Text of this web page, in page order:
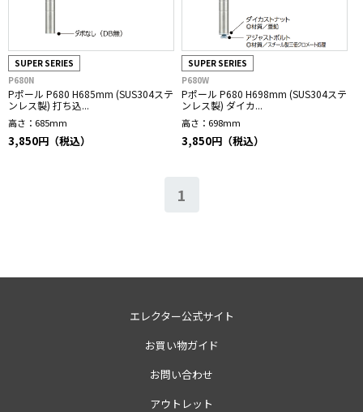
SUPER SERIES
P680N
Pポール P680 H685mm (SUS304ステ
ンレス製) 打ち込...
高さ： 685mm
3,850円（税込）
SUPER SERIES
P680W
Pポール P680 H698mm (SUS304ステ
ンレス製) ダイカ...
高さ： 698mm
3,850円（税込）
1
エレクター公式サイト
お買い物ガイド
お問い合わせ
アウトレット